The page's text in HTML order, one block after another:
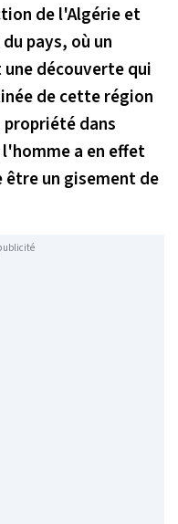
de l'Algérie et
pays, où un
découverte qui
de cette région
propriété dans
a en effet
être un gisement de